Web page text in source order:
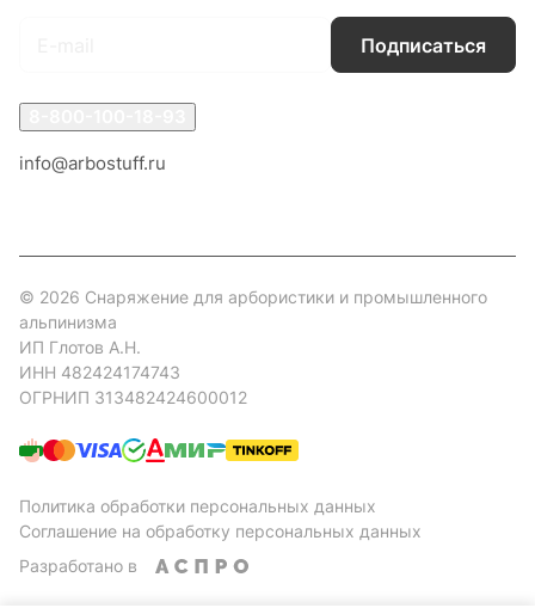
Подписаться
info@arbostuff.ru
© 2026 Снаряжение для арбористики и промышленного
альпинизма
ИП Глотов А.Н.
ИНН 482424174743
ОГРНИП 313482424600012
Политика обработки персональных данных
Соглашение на обработку персональных данных
Разработано в